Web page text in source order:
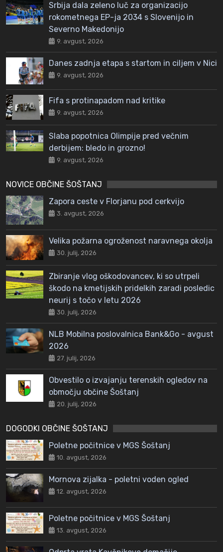
Srbija dala zeleno luč za organizacijo
rokometnega EP-ja 2034 s Slovenijo in
Severno Makedonijo
9. avgust, 2026
Danes zadnja etapa s startom in ciljem v Nici
9. avgust, 2026
Fifa s protinapadom nad kritike
9. avgust, 2026
Slaba popotnica Olimpije pred večnim
derbijem: bledo in grozno!
9. avgust, 2026
NOVICE OBČINE ŠOŠTANJ
Zapora ceste v Florjanu pod cerkvijo
3. avgust, 2026
Velika požarna ogroženost naravnega okolja
30. julij, 2026
Zbiranje vlog oškodovancev, ki so utrpeli
škodo na kmetijskih pridelkih zaradi posledic
neurij s točo v letu 2026
30. julij, 2026
NLB Mobilna poslovalnica Bank&Go - avgust
2026
27. julij, 2026
Obvestilo o izvajanju terenskih ogledov na
območju občine Šoštanj
20. julij, 2026
DOGODKI OBČINE ŠOŠTANJ
Poletne počitnice v MGS Šoštanj
10. avgust, 2026
Mornova zijalka - poletni voden ogled
12. avgust, 2026
Poletne počitnice v MGS Šoštanj
13. avgust, 2026